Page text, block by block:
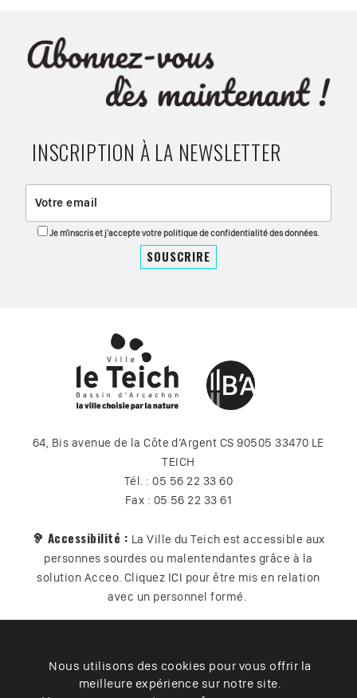
INSCRIPTION À LA NEWSLETTER
Je m'inscris et j'accepte votre politique de confidentialité des données.
64, Bis avenue de la Côte d’Argent CS 90505 33470 LE
TEICH
Tél. : 05 56 22 33 60
Fax : 05 56 22 33 61
🦻 Accessibilité : La Ville du Teich est accessible aux
personnes sourdes ou malentendantes grâce à la
solution Acceo. Cliquez ICI pour être mis en relation
avec un personnel formé.
Plan du site Contact Vos données
Cookies
Accessibilité
Nous utilisons des cookies pour vous offrir la
meilleure expérience sur notre site.